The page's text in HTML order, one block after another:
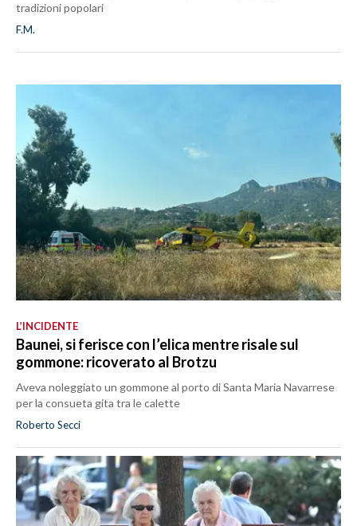
tradizioni popolari
F.M.
L’INCIDENTE
Baunei, si ferisce con l’elica mentre risale sul
gommone: ricoverato al Brotzu
Aveva noleggiato un gommone al porto di Santa Maria Navarrese
per la consueta gita tra le calette
Roberto Secci